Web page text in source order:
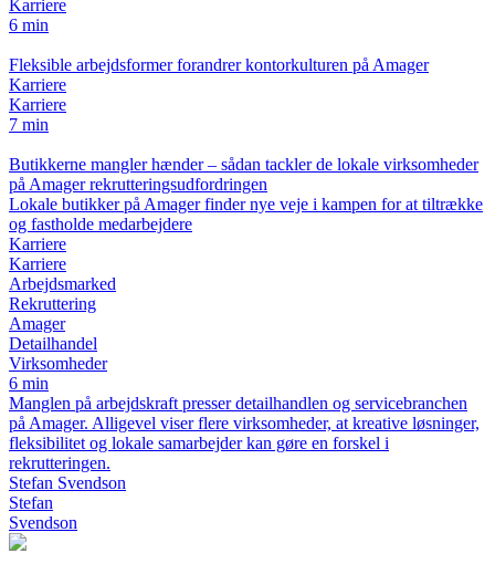
Karriere
6 min
Fleksible arbejdsformer forandrer kontorkulturen på Amager
Karriere
Karriere
7 min
Butikkerne mangler hænder – sådan tackler de lokale virksomheder
på Amager rekrutteringsudfordringen
Lokale butikker på Amager finder nye veje i kampen for at tiltrække
og fastholde medarbejdere
Karriere
Karriere
Arbejdsmarked
Rekruttering
Amager
Detailhandel
Virksomheder
6 min
Manglen på arbejdskraft presser detailhandlen og servicebranchen
på Amager. Alligevel viser flere virksomheder, at kreative løsninger,
fleksibilitet og lokale samarbejder kan gøre en forskel i
rekrutteringen.
Stefan Svendson
Stefan
Svendson